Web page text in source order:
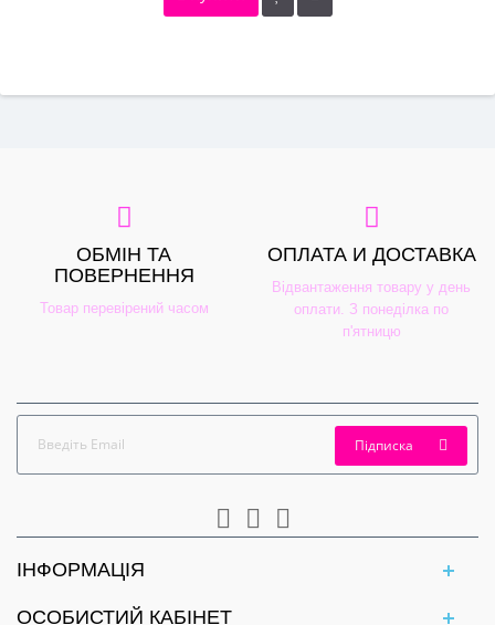
ОБМІН ТА
ПОВЕРНЕННЯ
Товар перевірений часом
ОПЛАТА И ДОСТАВКА
Відвантаження товару у день
оплати. З понеділка по
п'ятницю
Підписка
ІНФОРМАЦІЯ
ОСОБИСТИЙ КАБІНЕТ